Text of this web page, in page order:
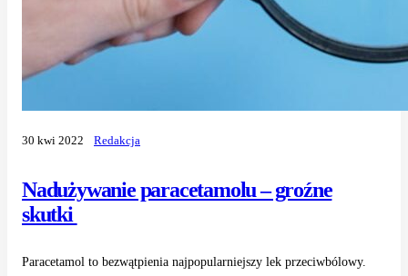
Nadużywanie paracetamolu – groźne
skutki
30 kwi 2022 Redakcja
Paracetamol to bezwątpienia najpopularniejszy lek przeciwbólowy.